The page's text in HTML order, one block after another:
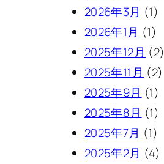
2026年3月 (1)
2026年1月 (1)
2025年12月 (2)
2025年11月 (2)
2025年9月 (1)
2025年8月 (1)
2025年7月 (1)
2025年2月 (4)